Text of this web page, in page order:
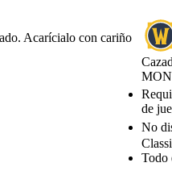
de
No
Todo
Acarícialo con cariño